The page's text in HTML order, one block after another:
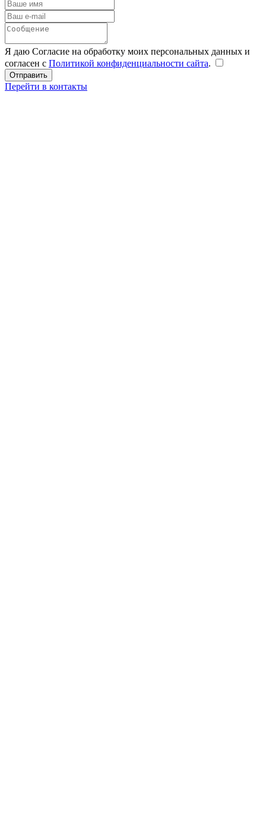
Я даю Согласие на обработку моих персональных данных и
согласен с Политикой конфиденциальности сайта.
Перейти в контакты